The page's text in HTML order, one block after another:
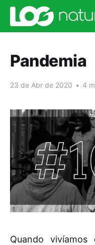
Pandemia
23 de Abr de 2020 • 4
Quando vivíamos